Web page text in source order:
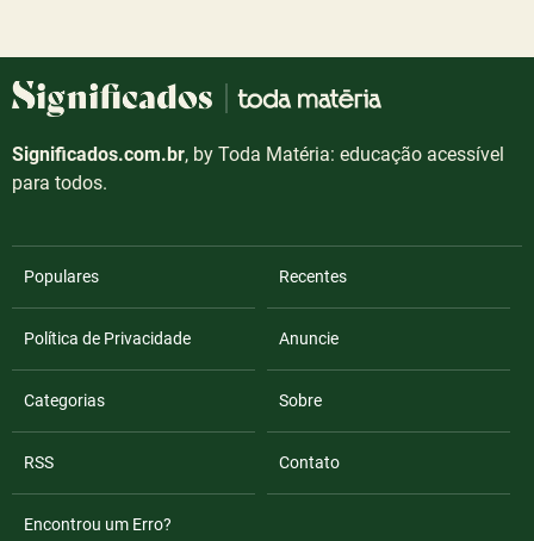
Significados.com.br, by Toda Matéria: educação acessível
para todos.
Populares Recentes
Política de Privacidade Anuncie
Categorias Sobre
RSS Contato
Encontrou um Erro?